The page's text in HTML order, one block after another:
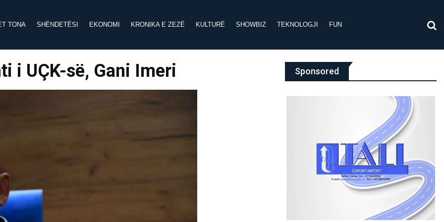
TONA SHËNDETËSI EKONOMI KRONIKA E ZEZË KULTURË SHOWBIZ TEKNOLOGJI FUN
i UÇK-së, Gani Imeri Sponsored